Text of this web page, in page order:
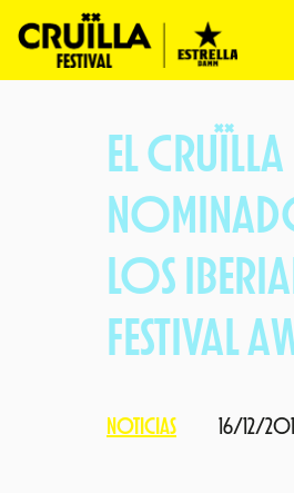
EL CRUÏLLA
LOS
FESTIVAL
NOTICIAS 16/12/